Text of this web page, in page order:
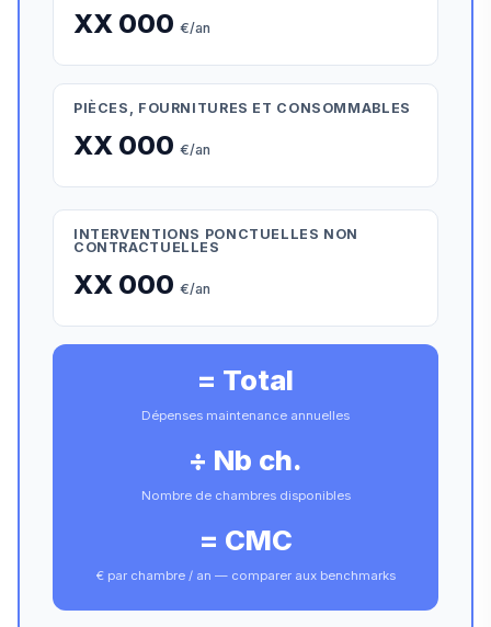
XX 000 €/an
PIÈCES, FOURNITURES ET CONSOMMABLES
XX 000 €/an
INTERVENTIONS PONCTUELLES NON
CONTRACTUELLES
XX 000 €/an
= Total
Dépenses maintenance annuelles
÷ Nb ch.
Nombre de chambres disponibles
= CMC
€ par chambre / an — comparer aux benchmarks